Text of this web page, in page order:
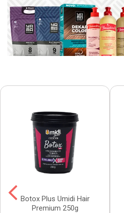
Botox Plus Umidi Hair
Premium 250g